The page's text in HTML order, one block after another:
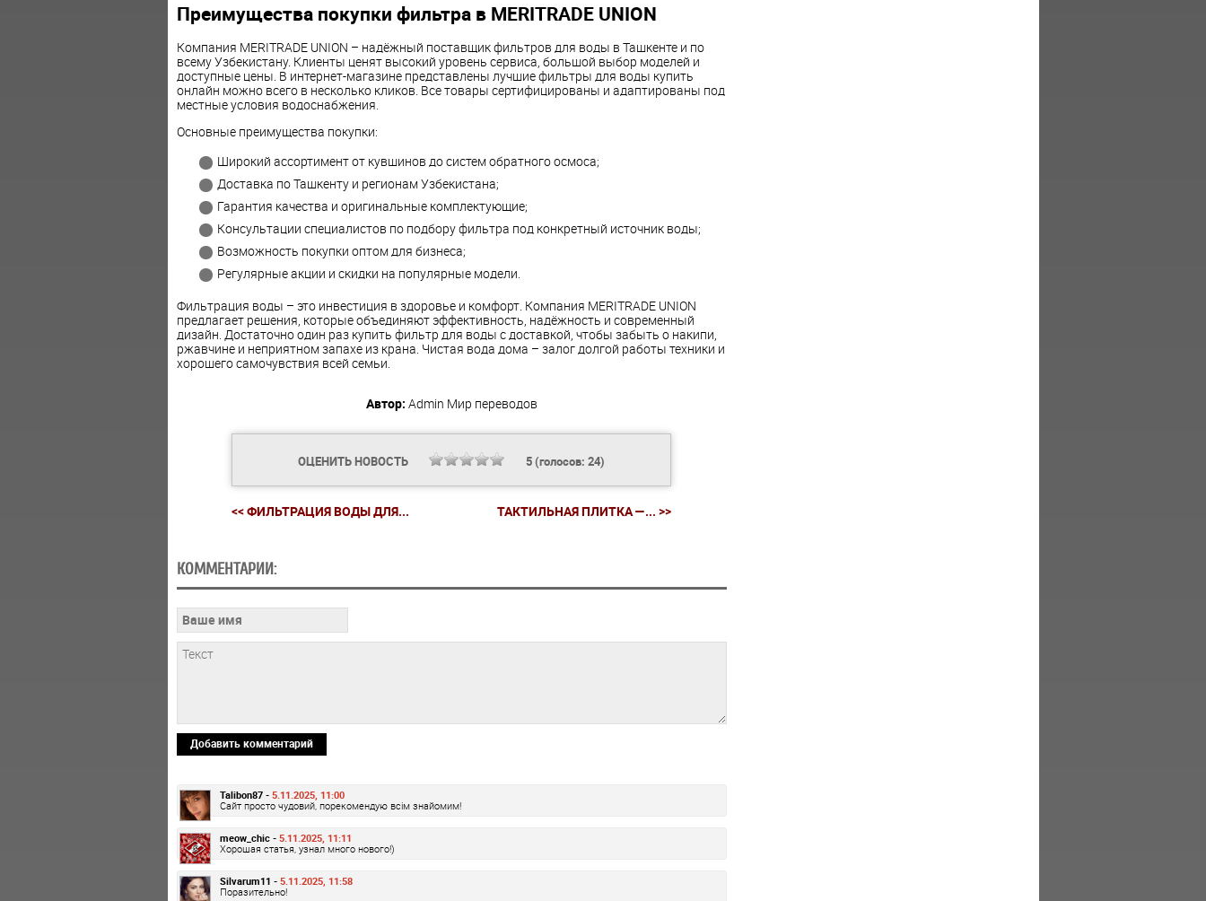
Преимущества покупки фильтра в MERITRADE UNION
Компания MERITRADE UNION – надёжный поставщик фильтров для воды в Ташкенте и по
всему Узбекистану. Клиенты ценят высокий уровень сервиса, большой выбор моделей и
доступные цены. В интернет-магазине представлены лучшие фильтры для воды купить
онлайн можно всего в несколько кликов. Все товары сертифицированы и адаптированы под
местные условия водоснабжения.
Основные преимущества покупки:
Широкий ассортимент от кувшинов до систем обратного осмоса;
Доставка по Ташкенту и регионам Узбекистана;
Гарантия качества и оригинальные комплектующие;
Консультации специалистов по подбору фильтра под конкретный источник воды;
Возможность покупки оптом для бизнеса;
Регулярные акции и скидки на популярные модели.
Фильтрация воды – это инвестиция в здоровье и комфорт. Компания MERITRADE UNION
предлагает решения, которые объединяют эффективность, надёжность и современный
дизайн. Достаточно один раз купить фильтр для воды с доставкой, чтобы забыть о накипи,
ржавчине и неприятном запахе из крана. Чистая вода дома – залог долгой работы техники и
хорошего самочувствия всей семьи.
Автор: Admin Мир переводов
ОЦЕНИТЬ НОВОСТЬ 5(голосов: 24)
<< ФИЛЬТРАЦИЯ ВОДЫ ДЛЯ... ТАКТИЛЬНАЯ ПЛИТКА —... >>
КОММЕНТАРИИ:
Добавить комментарий
Talibon87 - 5.11.2025, 11:00
Сайт просто чудовий, порекомендую всім знайомим!
meow_chic - 5.11.2025, 11:11
Хорошая статья, узнал много нового!)
Silvarum11 - 5.11.2025, 11:58
Поразительно!